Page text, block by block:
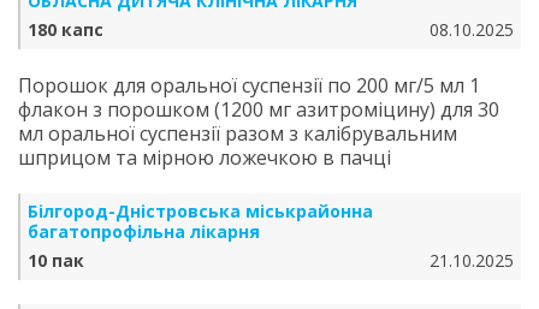
180 капс
08.10.2025
Порошок для оральної суспензії по 200 мг/5 мл 1
флакон з порошком (1200 мг азитроміцину) для 30
мл оральної суспензії разом з калібрувальним
шприцом та мірною ложечкою в пачці
Білгород-Дністровська міськрайонна
багатопрофільна лікарня
10 пак
21.10.2025